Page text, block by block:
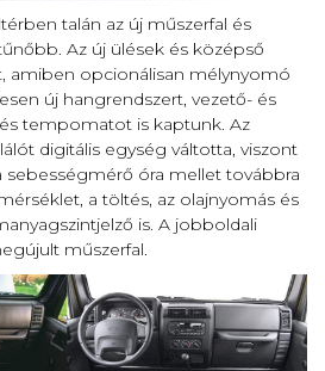
talán az új műszerfal és
Az új ülések és középső
amiben opcionálisan mélynyomó
új hangrendszert, vezető- és
tempomatot is kaptunk. Az
digitális egység váltotta, viszont
sebességmérő óra mellet továbbra
a töltés, az olajnyomás és
is. A jobboldali
műszerfal.